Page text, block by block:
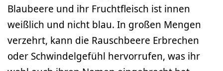
Blaubeere und ihr Fruchtfleisch ist innen
weißlich und nicht blau. In großen Mengen
verzehrt, kann die Rauschbeere Erbrechen
oder Schwindelgefühl hervorrufen, was ihr